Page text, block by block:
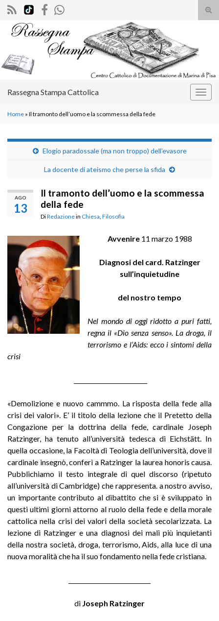
il
Search for:
Rassegna Stampa Cattolica
Home » Il tramonto dell’uomo e la scommessa della fede
Elogio paradossale (ma non troppo) dell’evasore
La docente di ateismo che perse la sfida
AGO
13
Il tramonto dell’uomo e la scommessa
della fede
DiRedazionein Chiesa Filosofia
Avvenire11 marzo 1988
Diagnosi del card. Ratzinger
sull’inquietudine
del nostro tempo
Nel mondo di oggi ridotto a puri fatti,
regna il «Dio senza senso». La droga, il
terrorismo e l’Aids: ecco i sintomi della
crisi
«Demolizione e nuovo cammmo. La risposta della fede alla
crisi dei valori». E’ il titolo della lezione che il Pretetto della
Congazione per la dottrina della fede, cardinale Joseph
Ratzinger, ha tenuto all’università tedesca di Eichstätt. In
quella occasione, la Facoltà di Teologia dell’università, dove il
cardinale insegnò, conferì a Ratzinger la laurea honoris causa.
Pubblichiamo il testo integrale di quel discorso (ripetuto
all’università di Cambridge) che rappresenta. a nostro avviso,
un importante contributo al dibattito che si è sviluppato in
questi ultimi giorni attorno al ruolo della fede e della morale
cattolica nella crisi dei valori della società secolarizzata. La
lezione di Ratzinger e una diagnosi dei mali più inquietanti
della nostra società, droga, terrorismo, Aids, alla luce di una
nuova moralità che ha il suo fondamento nella fede cristiana.
di Joseph Ratzinger